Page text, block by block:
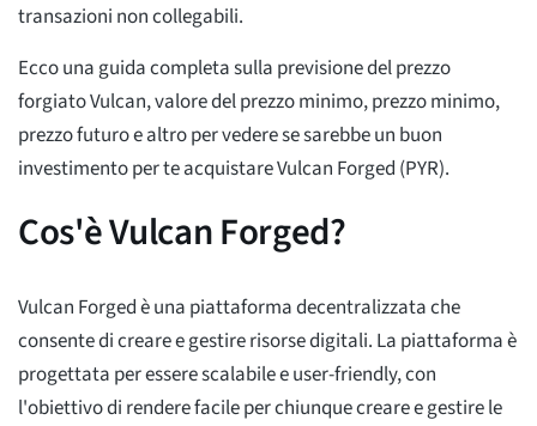
transazioni non collegabili.
Ecco una guida completa sulla previsione del prezzo
forgiato Vulcan, valore del prezzo minimo, prezzo minimo,
prezzo futuro e altro per vedere se sarebbe un buon
investimento per te acquistare Vulcan Forged (PYR).
Cos'è Vulcan Forged?
Vulcan Forged è una piattaforma decentralizzata che
consente di creare e gestire risorse digitali. La piattaforma è
progettata per essere scalabile e user-friendly, con
l'obiettivo di rendere facile per chiunque creare e gestire le